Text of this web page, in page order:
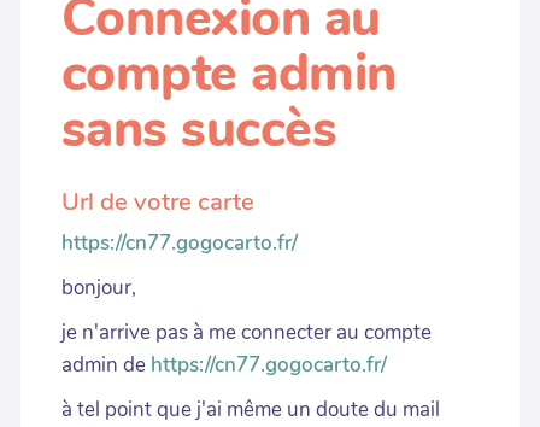
Connexion au
compte admin
sans succès
Url de votre carte
https://cn77.gogocarto.fr/
bonjour,
je n'arrive pas à me connecter au compte
admin de https://cn77.gogocarto.fr/
à tel point que j'ai même un doute du mail